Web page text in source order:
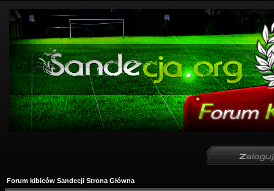
Forum kibiców Sandecji Strona Główna